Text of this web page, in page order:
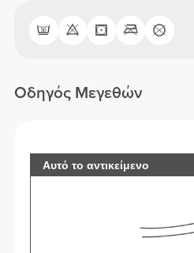
Οδηγός Μεγεθών
Αυτό το αντικείμενο